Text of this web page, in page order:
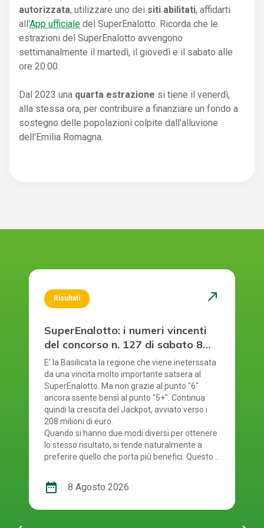
autorizzata, utilizzare uno dei siti abilitati, affidarti
all'App ufficiale del SuperEnalotto. Ricorda che le
estrazioni del SuperEnalotto avvengono
settimanalmente il martedì, il giovedì e il sabato alle
ore 20:00.
Dal 2023 una quarta estrazione si tiene il venerdì,
alla stessa ora, per contribuire a finanziare un fondo a
sostegno delle popolazioni colpite dall'alluvione
dell'Emilia Romagna.
Risultati north_east
SuperEnalotto: i numeri vincenti
del concorso n. 127 di sabato 8
agosto 2026
E' la Basilicata la regione che viene ineterssata
da una vincita molto importante satsera al
SuperEnalotto. Ma non grazie al punto "6"
ancora ssente bensì al punto "5+". Continua
quindi la crescita del Jackpot, avviato verso i
208 milioni di euro.
Quando si hanno due modi diversi per ottenere
lo stesso risultato, si tende naturalmente a
preferire quello che porta più benefici. Questo
gioca al SuperEnalotto. Infatti, per giocare al
SuperEnalotto si può scegliere tra due opzioni:
date_range 8 Agosto 2026